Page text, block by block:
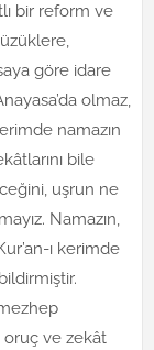
bir reform ve
göre idare
olmaz,
namazın
bile
uşrun ne
Namazın,
ı kerimde
oruç ve zekât